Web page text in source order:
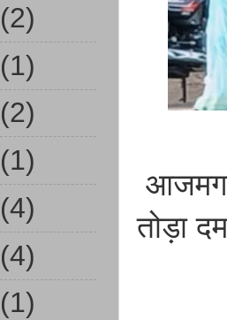
तोड़ा दम
(2)
(1)
(2)
(1)
(4)
(4)
(1)